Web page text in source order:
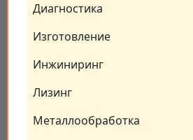
Диагностика
Изготовление
Инжиниринг
Лизинг
Металлообработка